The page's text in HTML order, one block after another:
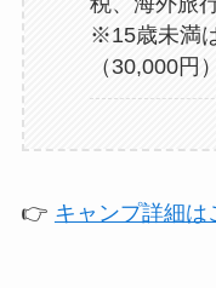
※15歳未満
（30,000円
👉 キャンプ詳細は